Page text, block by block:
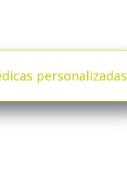
personalizadas